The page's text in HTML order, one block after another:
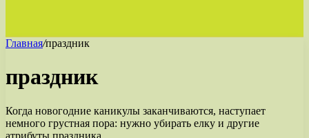
Главная/праздник
праздник
Когда новогодние каникулы заканчиваются, наступает
немного грустная пора: нужно убирать елку и другие
атрибуты праздника.